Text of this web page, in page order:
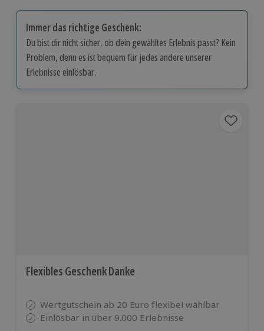
Immer das richtige Geschenk:
Du bist dir nicht sicher, ob dein gewähltes Erlebnis passt? Kein
Problem, denn es ist bequem für jedes andere unserer
Erlebnisse einlösbar.
Flexibles Geschenk Danke
Wertgutschein ab 20 Euro flexibel wählbar
Einlösbar in über 9.000 Erlebnisse